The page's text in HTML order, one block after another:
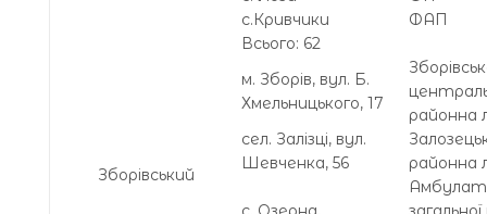
с.Кривчики
ФАП
Всього: 62
Зборівський
м. Зборів, вул. Б.
Хмельницького, 17
районна
сел. Залізці, вул.
Шевченка, 56
районна